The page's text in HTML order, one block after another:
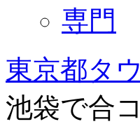
専門
東京都タ
池袋で合